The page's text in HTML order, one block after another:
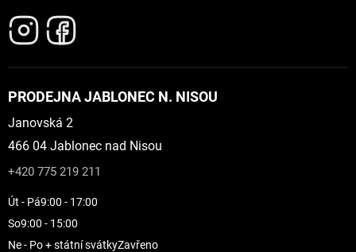
PRODEJNA JABLONEC N. NISOU
Janovská 2
466 04 Jablonec nad Nisou
+420 775 219 211
Út - Pá9:00 - 17:00
So9:00 - 15:00
Ne - Po + státní svátkyZavřeno